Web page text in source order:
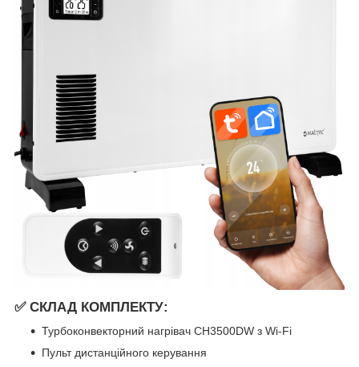
✅ СКЛАД КОМПЛЕКТУ:
Турбоконвекторний нагрівач CH3500DW з Wi-Fi
Пульт дистанційного керування